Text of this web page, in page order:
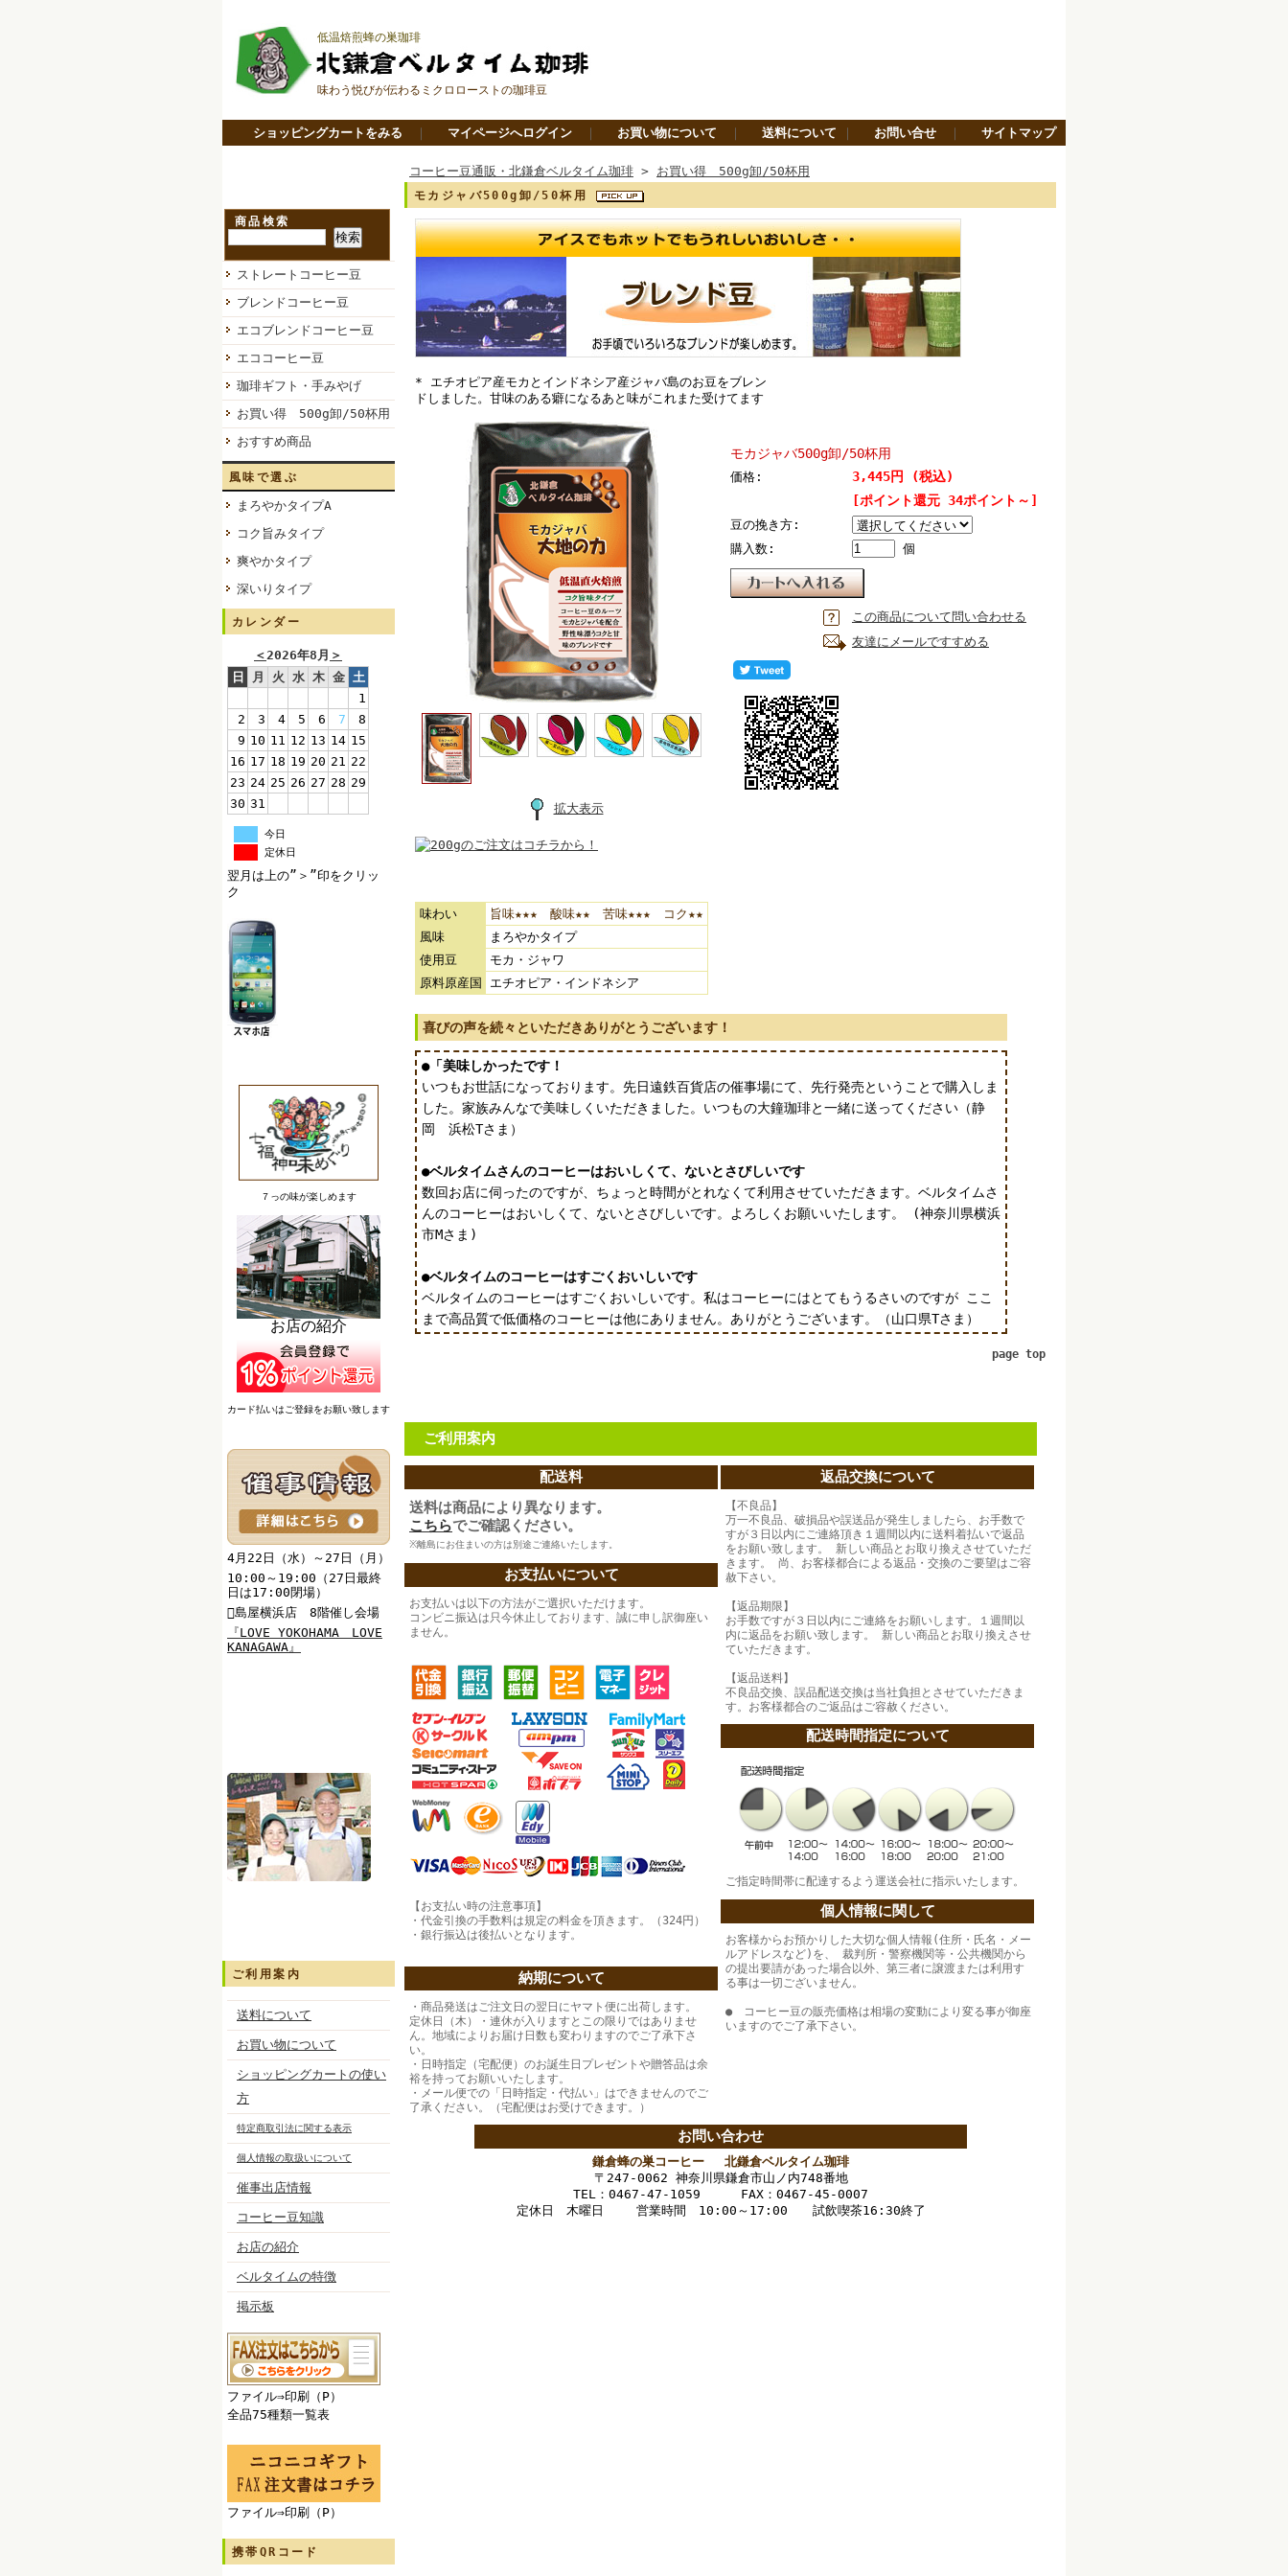
低温焙煎蜂の巣珈琲
味わう悦びが伝わるミクロローストの珈琲豆
ショッピングカートをみる マイページへログイン お買い物について 送料について お問い合せ サイトマップ
商品検索
ストレートコーヒー豆
ブレンドコーヒー豆
エコブレンドコーヒー豆
エココーヒー豆
珈琲ギフト・手みやげ
お買い得 500g卸/50杯用
おすすめ商品
風味で選ぶ
まろやかタイプA
コク旨みタイプ
爽やかタイプ
深いりタイプ
カレンダー
＜2026年8月 ＞
日
月 火 水 木 金 土
1
2
3 4 5 6 7
8
9 10 11 12 13 14 15
16 17 18 19 20 21 22
23 24 25 26 27 28 29
30 31
今日
定休日
翌月は上の”＞”印をクリッ
ク
７っの味が楽しめます
お店の紹介
カード払いはご登録をお願い致します
4月22日（水）～27日（月）
10:00～19:00（27日最終
日は17:00閉場）
島屋横浜店 8階催し会場
『LOVE YOKOHAMA LOVE
KANAGAWA』
ご利用案内
送料について
お買い物について
ショッピングカートの使い
方
特定商取引法に関する表示
個人情報の取扱いについて
催事出店情報
コーヒー豆知識
お店の紹介
ベルタイムの特徴
掲示板
ファイル⇒印刷（P）
全品75種類一覧表
ファイル⇒印刷（P）
携帯QRコード
コーヒー豆通販・北鎌倉ベルタイム珈琲 > お買い得 500g卸/50杯用
モカジャバ500g卸/50杯用
* エチオピア産モカとインドネシア産ジャバ島のお豆をブレン
ドしました。甘味のある癖になるあと味がこれまた受けてます
拡大表示
モカジャバ500g卸/50杯用
価格:
3,445円 (税込)
[ポイント還元 34ポイント～]
豆の挽き方:
購入数:
個
この商品について問い合わせる
友達にメールですすめる
味わい
旨味★★★ 酸味★★ 苦味★★★ コク★★
風味
まろやかタイプ
使用豆
モカ・ジャワ
原料原産国
エチオピア・インドネシア
喜びの声を続々といただきありがとうございます！
●「美味しかったです！
いつもお世話になっております。先日遠鉄百貨店の催事場にて、先行発売ということで購入しま
した。家族みんなで美味しくいただきました。いつもの大鐘珈琲と一緒に送ってください（静
岡 浜松Tさま）
●ベルタイムさんのコーヒーはおいしくて、ないとさびしいです
数回お店に伺ったのですが、ちょっと時間がとれなくて利用させていただきます。ベルタイムさ
んのコーヒーはおいしくて、ないとさびしいです。よろしくお願いいたします。 (神奈川県横浜
市Mさま)
●ベルタイムのコーヒーはすごくおいしいです
ベルタイムのコーヒーはすごくおいしいです。私はコーヒーにはとてもうるさいのですが ここ
まで高品質で低価格のコーヒーは他にありません。ありがとうございます。（山口県Tさま）
page top
ご利用案内
配送料
送料は商品により異なります。
こちらでご確認ください。
※離島にお住まいの方は別途ご連絡いたします。
お支払いについて
お支払いは以下の方法がご選択いただけます。
コンビニ振込は只今休止しております、誠に申し訳御座い
ません。
【お支払い時の注意事項】
・代金引換の手数料は規定の料金を頂きます。（324円）
・銀行振込は後払いとなります。
納期について
・商品発送はご注文日の翌日にヤマト便に出荷します。
定休日（木）・連休が入りますとこの限りではありませ
ん。地域によりお届け日数も変わりますのでご了承下さ
い。
・日時指定（宅配便）のお誕生日プレゼントや贈答品は余
裕を持ってお願いいたします。
・メール便での「日時指定・代払い」はできませんのでご
了承ください。（宅配便はお受けできます。）
返品交換について
【不良品】
万一不良品、破損品や誤送品が発生しましたら、お手数で
すが３日以内にご連絡頂き１週間以内に送料着払いで返品
をお願い致します。 新しい商品とお取り換えさせていただ
きます。 尚、お客様都合による返品・交換のご要望はご容
赦下さい。
【返品期限】
お手数ですが３日以内にご連絡をお願いします。１週間以
内に返品をお願い致します。 新しい商品とお取り換えさせ
ていただきます。
【返品送料】
不良品交換、誤品配送交換は当社負担とさせていただきま
す。お客様都合のご返品はご容赦ください。
配送時間指定について
ご指定時間帯に配達するよう運送会社に指示いたします。
個人情報に関して
お客様からお預かりした大切な個人情報(住所・氏名・メー
ルアドレスなど)を、 裁判所・警察機関等・公共機関から
の提出要請があった場合以外、第三者に譲渡または利用す
る事は一切ございません。
● コーヒー豆の販売価格は相場の変動により変る事が御座
いますのでご了承下さい。
お問い合わせ
鎌倉蜂の巣コーヒー 北鎌倉ベルタイム珈琲
〒247-0062 神奈川県鎌倉市山ノ内748番地
TEL：0467-47-1059 FAX：0467-45-0007
定休日 木曜日 営業時間 10:00～17:00 試飲喫茶16:30終了